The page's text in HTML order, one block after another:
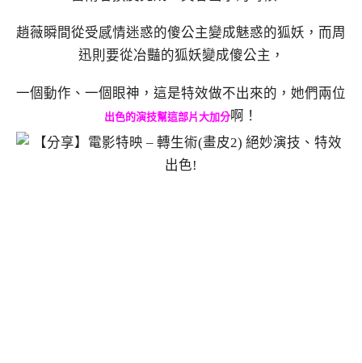
趙薇瞬間從受感情迷惑的傻公主變成魅惑的狐妖，而周
迅則要從冶豔的狐妖變成傻公主，
一個動作、一個眼神，這是特效做不出來的，她們兩位
出色的演技幫這部片大加分啊！